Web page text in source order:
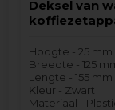
Deksel van
Hoogte - 25 mm
Breedte - 125
Lengte - 155 mm
Kleur - Zwart
Materiaal -